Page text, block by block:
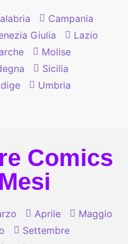
Campania
Giulia
Lazio
Molise
Sicilia
Umbria
Comics
Aprile
Maggio
Settembre